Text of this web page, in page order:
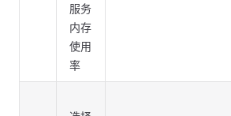
服务
内存
使用
率